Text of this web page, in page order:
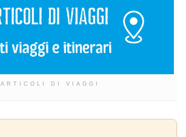
ARTICOLI DI VIAGGI